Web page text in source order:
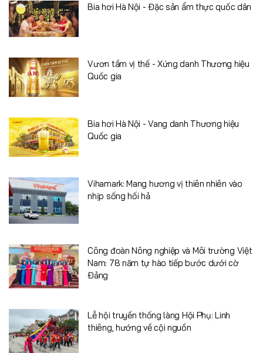
Bia hơi Hà Nội - Đặc sản ẩm thực quốc dân
Vươn tầm vị thế - Xứng danh Thương hiệu
Quốc gia
Bia hơi Hà Nội - Vang danh Thương hiệu
Quốc gia
Vihamark: Mang hương vị thiên nhiên vào
nhịp sống hối hả
Công đoàn Nông nghiệp và Môi trường Việt
Nam: 78 năm tự hào tiếp bước dưới cờ
Đảng
Lễ hội truyền thống làng Hội Phụ: Linh
thiêng, hướng về cội nguồn